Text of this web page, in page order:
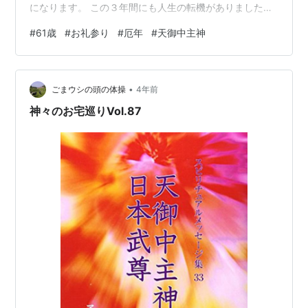
になります。 この３年間にも人生の転機がありました。
か悪かったかはこれから結果が出ると思います。 とにか
く、厄年のお礼参りをしようと思い、 車で10分くらいの
ところにある神社に行きました。 天御中主神（アメノミ
ナカヌシノカミ）を祀る神社です。 駐車場に車を止め
て、境内を歩きました。 桜が満開でした。 小さな神社で
#61歳 #お礼参り #厄年 #天御中主神
ごまウシの頭の体操 • 4年前
神々のお宅巡りVol.87